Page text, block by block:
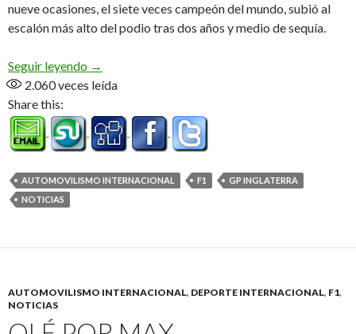
nueve ocasiones, el siete veces campeón del mundo, subió al
escalón más alto del podio tras dos años y medio de sequía.
Seguir leyendo Sir Lewis Hamilton está de regreso
→
2.060veces leída
Share this:
AUTOMOVILISMO INTERNACIONAL F1
GP INGLATERRA
NOTICIAS
AUTOMOVILISMO INTERNACIONAL, DEPORTE INTERNACIONAL, F1,
NOTICIAS